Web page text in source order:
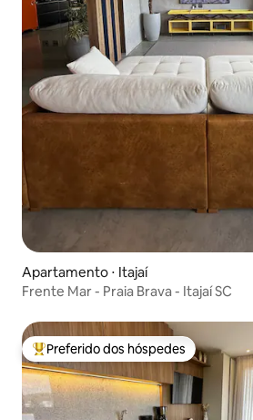
Apartamento ⋅ Itajaí
Frente Mar - Praia Brava - Itajaí SC
Entre os melhores preferidos dos
Preferido dos hóspedes